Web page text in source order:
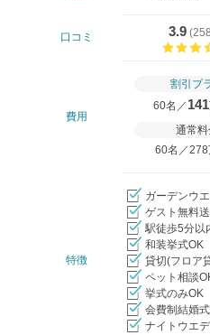
口コミ 3.9 (
費用
割引プ
60名／ 141
通常
60名／278
特徴
ガーデンウ
ゲスト無料
駅徒歩5分以
和装挙式OK
貸切(フロア
ペット相談
挙式のみOK
会費制結婚
ナイトウエ